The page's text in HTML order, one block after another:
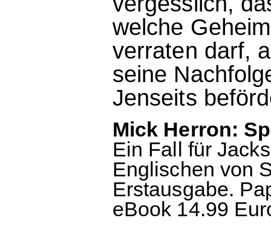
welche
verraten darf,
seine
Jenseits
Mick Herron:
Ein Fall für
Englischen von
Erstausgabe.
eBook 14.99